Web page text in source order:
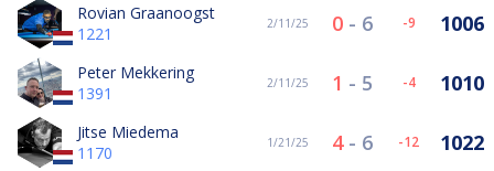
Rovian Graanoogst
1221
2/11/25 0 - 6 -9 1006
Peter Mekkering
1391
2/11/25 1 - 5 -4 1010
Jitse Miedema
1170
1/21/25 4- 6 -12 1022